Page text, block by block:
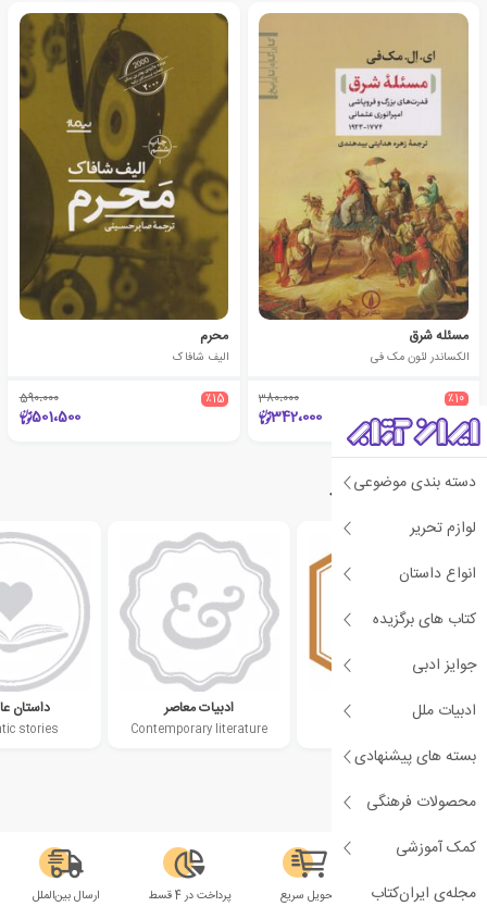
دسته بندی موضوعی
لوازم تحریر
انواع داستان
کتاب های برگزیده
جوایز ادبی
ادبیات ملل
بسته های پیشنهادی
محصولات فرهنگی
کمک آموزشی
مجله‌ی ایران‌کتاب
مسئله شرق
الکساندر لئون مک فی
٪10 380،000
342،000
محرم
الیف شافاک
٪15 590،000
501،500
دسته‌بندی‌های مرتبط
دهه 1990 میلادی ادبیات معاصر
Contemporary literature
داستان
stories
سلامت فیزیکی تحویل سریع پرداخت در 4 قسط ارسال بین‌الملل